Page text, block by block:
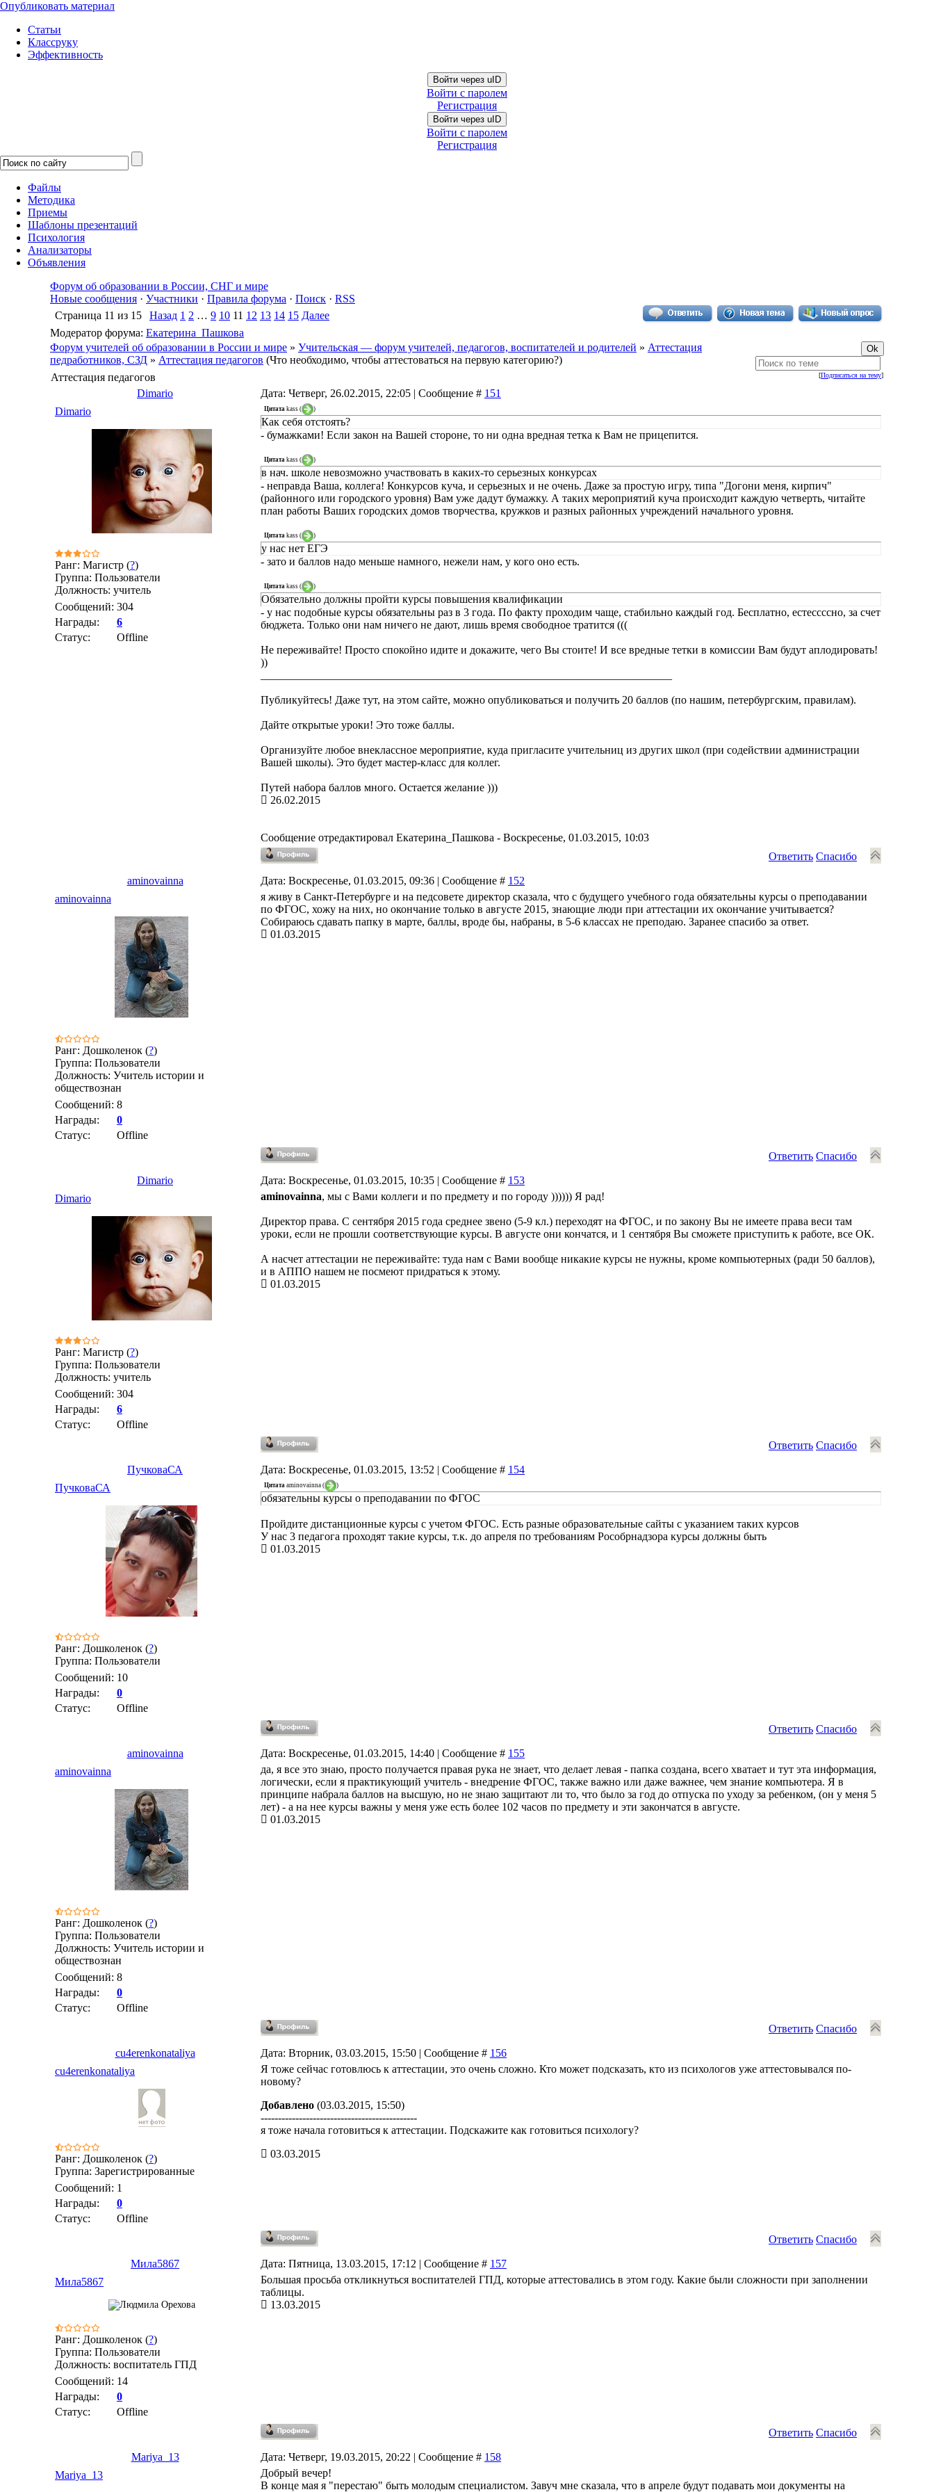
Опубликовать материал
Статьи
Классруку
Эффективность
Войти через uID
Войти с паролем
Регистрация
Войти через uID
Войти с паролем
Регистрация
Файлы
Методика
Приемы
Шаблоны презентаций
Психология
Анализаторы
Объявления
Форум об образовании в России, СНГ и мире
Новые сообщения · Участники · Правила форума · Поиск · RSS
Страница 11 из 15 Назад 1 2 … 9 10 11 12 13 14 15 Далее
Модератор форума: Екатерина_Пашкова
Форум учителей об образовании в России и мире » Учительская — форум учителей, педагогов, воспитателей и родителей » Аттестация
педработников, СЗД » Аттестация педагогов (Что необходимо, чтобы аттестоваться на первую категорию?)
[Подписаться на тему]
Аттестация педагогов
Dimario
Дата: Четверг, 26.02.2015, 22:05 | Сообщение # 151
Dimario
Ранг: Магистр (?)
Группа: Пользователи
Должность: учитель
Сообщений: 304
Награды:
6
Статус:
Offline
Цитата kass ( )
Как себя отстоять?
- бумажками! Если закон на Вашей стороне, то ни одна вредная тетка к Вам не прицепится.
Цитата kass ( )
в нач. школе невозможно участвовать в каких-то серьезных конкурсах
- неправда Ваша, коллега! Конкурсов куча, и серьезных и не очень. Даже за простую игру, типа "Догони меня, кирпич"
(районного или городского уровня) Вам уже дадут бумажку. А таких мероприятий куча происходит каждую четверть, читайте
план работы Ваших городских домов творчества, кружков и разных районных учреждений начального уровня.
Цитата kass ( )
у нас нет ЕГЭ
- зато и баллов надо меньше намного, нежели нам, у кого оно есть.
Цитата kass ( )
Обязательно должны пройти курсы повышения квалификации
- у нас подобные курсы обязательны раз в 3 года. По факту проходим чаще, стабильно каждый год. Бесплатно, естессссно, за счет
бюджета. Только они нам ничего не дают, лишь время свободное тратится (((
Не переживайте! Просто спокойно идите и докажите, чего Вы стоите! И все вредные тетки в комиссии Вам будут аплодировать!
))
Публикуйтесь! Даже тут, на этом сайте, можно опубликоваться и получить 20 баллов (по нашим, петербургским, правилам).
Дайте открытые уроки! Это тоже баллы.
Организуйте любое внеклассное мероприятие, куда пригласите учительниц из других школ (при содействии администрации
Вашей школы). Это будет мастер-класс для коллег.
Путей набора баллов много. Остается желание )))
26.02.2015
Сообщение отредактировал Екатерина_Пашкова - Воскресенье, 01.03.2015, 10:03
Ответить Спасибо
aminovainna Дата: Воскресенье, 01.03.2015, 09:36 | Сообщение # 152
aminovainna
Ранг: Дошколенок (?)
Группа: Пользователи
Должность: Учитель истории и
обществознан
Сообщений: 8
Награды:
0
Статус:
Offline
я живу в Санкт-Петербурге и на педсовете директор сказала, что с будущего учебного года обязательны курсы о преподавании
по ФГОС, хожу на них, но окончание только в августе 2015, знающие люди при аттестации их окончание учитывается?
Cобираюсь сдавать папку в марте, баллы, вроде бы, набраны, в 5-6 классах не преподаю. Заранее спасибо за ответ.
01.03.2015
Ответить Спасибо
Dimario Дата: Воскресенье, 01.03.2015, 10:35 | Сообщение # 153
Dimario
Ранг: Магистр (?)
Группа: Пользователи
Должность: учитель
Сообщений: 304
Награды:
6
Статус:
Offline
aminovainna, мы с Вами коллеги и по предмету и по городу )))))) Я рад!
Директор права. С сентября 2015 года среднее звено (5-9 кл.) переходят на ФГОС, и по закону Вы не имеете права веси там
уроки, если не прошли соответствующие курсы. В августе они кончатся, и 1 сентября Вы сможете приступить к работе, все ОК.
А насчет аттестации не переживайте: туда нам с Вами вообще никакие курсы не нужны, кроме компьютерных (ради 50 баллов),
и в АППО нашем не посмеют придраться к этому.
01.03.2015
Ответить Спасибо
ПучковаСА Дата: Воскресенье, 01.03.2015, 13:52 | Сообщение # 154
ПучковаСА
Ранг: Дошколенок (?)
Группа: Пользователи
Сообщений: 10
Награды:
0
Статус:
Offline
Цитата aminovainna ( )
обязательны курсы о преподавании по ФГОС
Пройдите дистанционные курсы с учетом ФГОС. Есть разные образовательные сайты с указанием таких курсов
У нас 3 педагога проходят такие курсы, т.к. до апреля по требованиям Рособрнадзора курсы должны быть
01.03.2015
Ответить Спасибо
aminovainna Дата: Воскресенье, 01.03.2015, 14:40 | Сообщение # 155
aminovainna
Ранг: Дошколенок (?)
Группа: Пользователи
Должность: Учитель истории и
обществознан
Сообщений: 8
Награды:
0
Статус:
Offline
да, я все это знаю, просто получается правая рука не знает, что делает левая - папка создана, всего хватает и тут эта информация,
логически, если я практикующий учитель - внедрение ФГОС, также важно или даже важнее, чем знание компьютера. Я в
принципе набрала баллов на высшую, но не знаю защитают ли то, что было за год до отпуска по уходу за ребенком, (он у меня 5
лет) - а на нее курсы важны у меня уже есть более 102 часов по предмету и эти закончатся в августе.
01.03.2015
Ответить Спасибо
cu4erenkonataliya Дата: Вторник, 03.03.2015, 15:50 | Сообщение # 156
cu4erenkonataliya
Ранг: Дошколенок (?)
Группа: Зарегистрированные
Сообщений: 1
Награды:
0
Статус:
Offline
Я тоже сейчас готовлюсь к аттестации, это очень сложно. Кто может подсказать, кто из психологов уже аттестовывался по-
новому?
Добавлено (03.03.2015, 15:50)
---------------------------------------------
я тоже начала готовиться к аттестации. Подскажите как готовиться психологу?
03.03.2015
Ответить Спасибо
Мила5867 Дата: Пятница, 13.03.2015, 17:12 | Сообщение # 157
Мила5867
Ранг: Дошколенок (?)
Группа: Пользователи
Должность: воспитатель ГПД
Сообщений: 14
Награды:
0
Статус:
Offline
Большая просьба откликнуться воспитателей ГПД, которые аттестовались в этом году. Какие были сложности при заполнении
таблицы.
13.03.2015
Ответить Спасибо
Mariya_13 Дата: Четверг, 19.03.2015, 20:22 | Сообщение # 158
Mariya_13
Добрый вечер!
В конце мая я "перестаю" быть молодым специалистом. Завуч мне сказала, что в апреле будут подавать мои документы на